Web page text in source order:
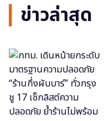
ข่าวล่าสุด